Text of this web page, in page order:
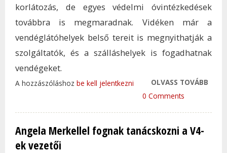
korlátozás, de egyes védelmi óvintézkedések
továbbra is megmaradnak. Vidéken már a
vendéglátóhelyek belső tereit is megnyithatják a
szolgáltatók, és a szálláshelyek is fogadhatnak
vendégeket.
OLVASS TOVÁBB
A hozzászóláshoz be kell jelentkezni
0 Comments
Angela Merkellel fognak tanácskozni a V4-
ek vezetői